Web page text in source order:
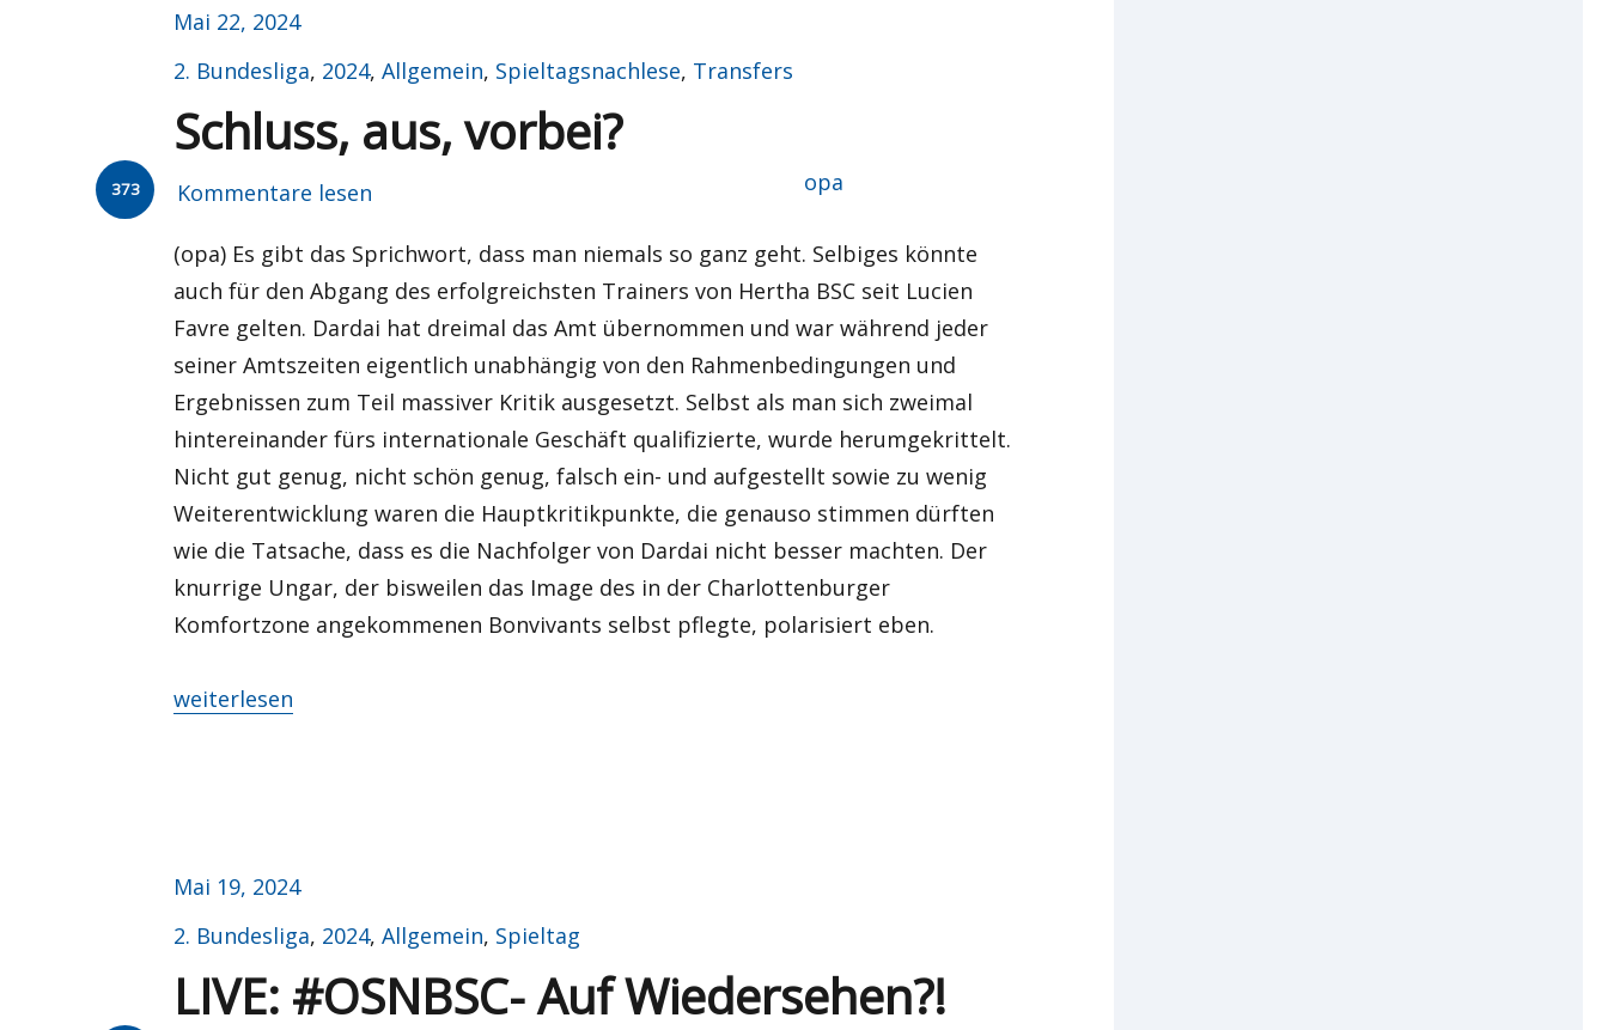
Veröffentlicht
am
Mai 22, 2024
Kategorien
2. Bundesliga, 2024,Allgemein, Spieltagsnachlese, Transfers
Schluss, aus, vorbei?
373 Kommentare lesen Autor
opa
(opa) Es gibt das Sprichwort, dass man niemals so ganz geht. Selbiges könnte
auch für den Abgang des erfolgreichsten Trainers von Hertha BSC seit Lucien
Favre gelten. Dardai hat dreimal das Amt übernommen und war während jeder
seiner Amtszeiten eigentlich unabhängig von den Rahmenbedingungen und
Ergebnissen zum Teil massiver Kritik ausgesetzt. Selbst als man sich zweimal
hintereinander fürs internationale Geschäft qualifizierte, wurde herumgekrittelt.
Nicht gut genug, nicht schön genug, falsch ein- und aufgestellt sowie zu wenig
Weiterentwicklung waren die Hauptkritikpunkte, die genauso stimmen dürften
wie die Tatsache, dass es die Nachfolger von Dardai nicht besser machten. Der
knurrige Ungar, der bisweilen das Image des in der Charlottenburger
Komfortzone angekommenen Bonvivants selbst pflegte, polarisiert eben.
„Schluss, aus, vorbei?“
weiterlesen
Veröffentlicht
am
Mai 19, 2024
Kategorien
2. Bundesliga, 2024,Allgemein, Spieltag
LIVE: #OSNBSC- Auf Wiedersehen?!